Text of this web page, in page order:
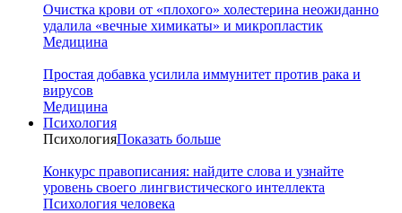
Очистка крови от «плохого» холестерина неожиданно
удалила «вечные химикаты» и микропластик
Медицина
Простая добавка усилила иммунитет против рака и
вирусов
Медицина
Психология
ПсихологияПоказать больше
Конкурс правописания: найдите слова и узнайте
уровень своего лингвистического интеллекта
Психология человека